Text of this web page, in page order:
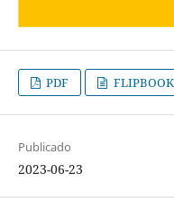
PDF FLIPBOOK
Publicado
2023-06-23